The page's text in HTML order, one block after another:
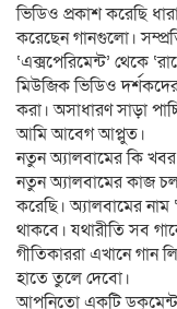
ভিডিও প্রকাশ করেছি
করেছেন গানগুলো।
‘এক্সপেরিমেন্ট’ থেকে
মিউজিক ভিডিও
করা। অসাধারণ সাড়া
আমি আবেগ আপ্লুত।
নতুন অ্যালবামের কি
নতুন অ্যালবামের কাজ
করেছি। অ্যালবামের নাম
থাকবে। যথারীতি সব
গীতিকাররা এখানে গান
হাতে তুলে দেবো।
আপনিতো একটি